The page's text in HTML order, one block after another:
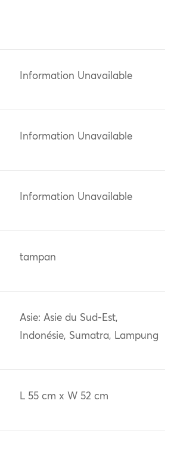
Information Unavailable
Information Unavailable
Information Unavailable
tampan
Asie: Asie du Sud-Est,
Indonésie, Sumatra, Lampung
L 55 cm x W 52 cm